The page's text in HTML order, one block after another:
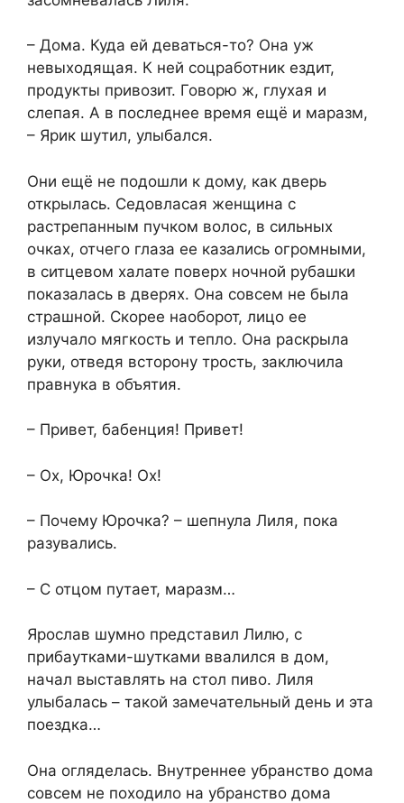
– Дома. Куда ей деваться-то? Она уж
невыходящая. К ней соцработник ездит,
продукты привозит. Говорю ж, глухая и
слепая. А в последнее время ещё и маразм,
– Ярик шутил, улыбался.
Они ещё не подошли к дому, как дверь
открылась. Седовласая женщина с
растрепанным пучком волос, в сильных
очках, отчего глаза ее казались огромными,
в ситцевом халате поверх ночной рубашки
показалась в дверях. Она совсем не была
страшной. Скорее наоборот, лицо ее
излучало мягкость и тепло. Она раскрыла
руки, отведя всторону трость, заключила
правнука в объятия.
– Привет, бабенция! Привет!
– Ох, Юрочка! Ох!
– Почему Юрочка? – шепнула Лиля, пока
разувались.
– С отцом путает, маразм…
Ярослав шумно представил Лилю, с
прибаутками-шутками ввалился в дом,
начал выставлять на стол пиво. Лиля
улыбалась – такой замечательный день и эта
поездка…
Она огляделась. Внутреннее убранство дома
совсем не походило на убранство дома